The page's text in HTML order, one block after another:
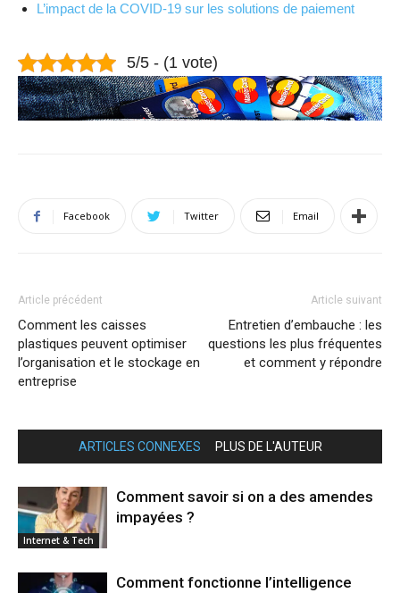
L’impact de la COVID-19 sur les solutions de paiement
5/5 - (1 vote)
Facebook Twitter Email
Article précédent
Comment les caisses
plastiques peuvent optimiser
l’organisation et le stockage en
entreprise
Article suivant
Entretien d’embauche : les
questions les plus fréquentes
et comment y répondre
ARTICLES CONNEXES PLUS DE L'AUTEUR
Internet & Tech
Comment savoir si on a des amendes
impayées ?
Comment fonctionne l’intelligence